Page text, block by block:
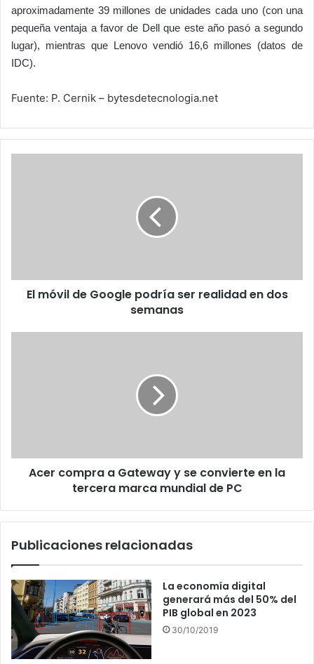
aproximadamente 39 millones de unidades cada uno (con una
pequeña ventaja a favor de Dell que este año pasó a segundo
lugar), mientras que Lenovo vendió 16,6 millones (datos de
IDC).
Fuente: P. Cernik – bytesdetecnologia.net
dos
semanas
El móvil de Google podría ser realidad en dos
semanas
la
terceraAcer compra a Gateway y se convierte en la
tercera marca mundial de PC
Publicaciones relacionadas
La economía digital
generará más del 50% del
PIB global en 2023
30/10/2019